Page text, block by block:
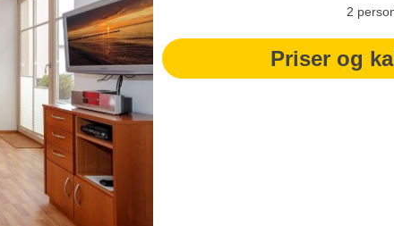
2
Priser og